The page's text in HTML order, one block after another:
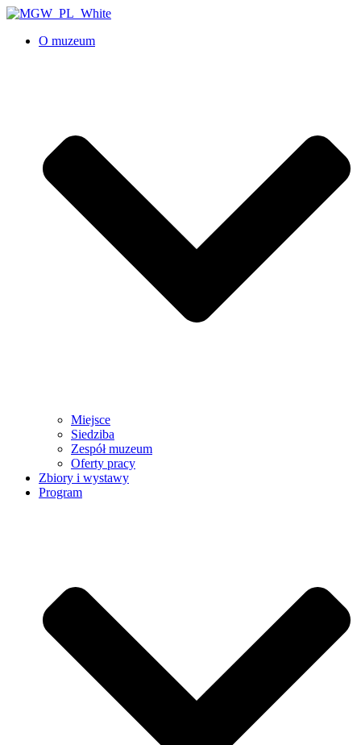
O muzeum
Miejsce
Siedziba
Zespół muzeum
Oferty pracy
Zbiory i wystawy
Program